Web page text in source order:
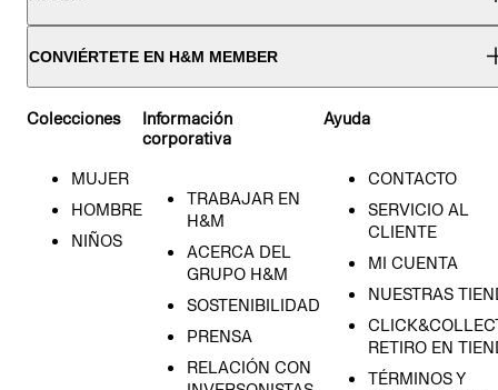
CONVIÉRTETE EN H&M MEMBER
Colecciones
MUJER
HOMBRE
NIÑOS
Información
corporativa
TRABAJAR EN
H&M
ACERCA DEL
GRUPO H&M
SOSTENIBILIDAD
PRENSA
RELACIÓN CON
Ayuda
CONTACTO
SERVICIO AL
CLIENTE
MI CUENTA
NUESTRAS
RETIRO EN
TÉRMINOS Y